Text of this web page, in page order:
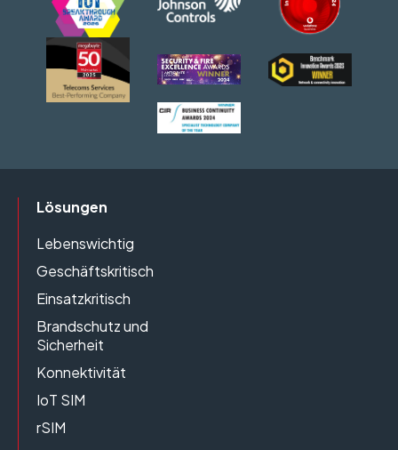
Lösungen
Lebenswichtig
Geschäftskritisch
Einsatzkritisch
Brandschutz und
Sicherheit
Konnektivität
IoT SIM
rSIM